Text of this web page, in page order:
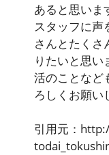
あると思いま
スタッフに声
さんとたくさ
りたいと思い
活のことなど
ろしくお願い
引用元：